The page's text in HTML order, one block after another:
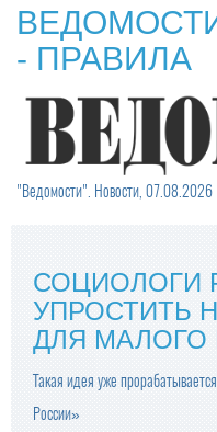
- ПРАВИЛА
"Ведомости". Новости, 07.08.2026
СОЦИОЛОГИ
УПРОСТИТЬ
ДЛЯ МАЛОГО
Такая идея уже
России»